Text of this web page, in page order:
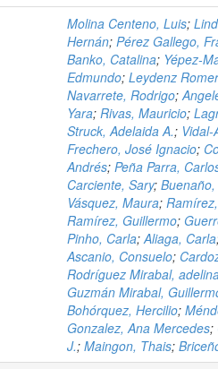
Molina Centeno, Luis;
Hernán; Pérez Gallego,
Banko, Catalina; Yépez-
Edmundo; Leydenz
Navarrete, Rodrigo;
Yara; Rivas, Mauricio;
Struck, Adelaida A.;
Frechero, José Ignacio;
Andrés; Peña Parra,
Carciente, Sary;
Vásquez, Maura;
Ramírez, Guillermo;
Pinho, Carla;Aliaga, Carla
Ascanio, Consuelo;
Rodríguez Mirabal,
Guzmán Mirabal,
Bohórquez, Hercilio;
Gonzalez, Ana Mercedes;
J.; Maingon, Thais;